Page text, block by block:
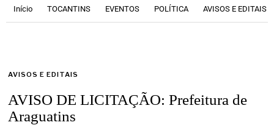
Início TOCANTINS EVENTOS POLÍTICA AVISOS E EDITAIS
AVISOS E EDITAIS
AVISO DE LICITAÇÃO: Prefeitura de
Araguatins